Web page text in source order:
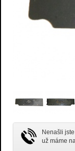
Nenašli
už máme